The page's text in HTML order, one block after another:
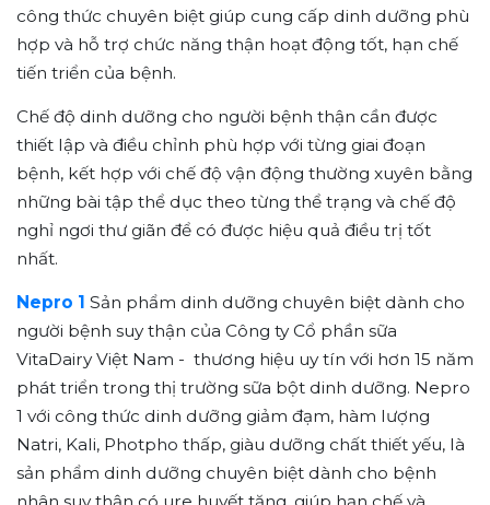
công thức chuyên biệt giúp cung cấp dinh dưỡng phù
hợp và hỗ trợ chức năng thận hoạt động tốt, hạn chế
tiến triển của bệnh.
Chế độ dinh dưỡng cho người bệnh thận cần được
thiết lập và điều chỉnh phù hợp với từng giai đoạn
bệnh, kết hợp với chế độ vận động thường xuyên bằng
những bài tập thể dục theo từng thể trạng và chế độ
nghỉ ngơi thư giãn để có được hiệu quả điều trị tốt
nhất.
Nepro 1 Sản phẩm dinh dưỡng chuyên biệt dành cho
người bệnh suy thận của Công ty Cổ phần sữa
VitaDairy Việt Nam - thương hiệu uy tín với hơn 15 năm
phát triển trong thị trường sữa bột dinh dưỡng. Nepro
1 với công thức dinh dưỡng giảm đạm, hàm lượng
Natri, Kali, Photpho thấp, giàu dưỡng chất thiết yếu, là
sản phẩm dinh dưỡng chuyên biệt dành cho bệnh